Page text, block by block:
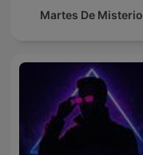
Martes De Misterio